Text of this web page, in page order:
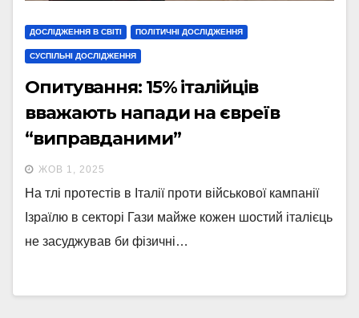
ДОСЛІДЖЕННЯ В СВІТІ ПОЛІТИЧНІ ДОСЛІДЖЕННЯ
СУСПІЛЬНІ ДОСЛІДЖЕННЯ
Опитування: 15% італійців
вважають напади на євреїв
“виправданими”
ЖОВ 1, 2025
На тлі протестів в Італії проти військової кампанії
Ізраїлю в секторі Гази майже кожен шостий італієць
не засуджував би фізичні…